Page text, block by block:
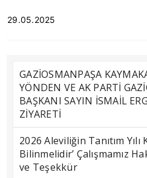
29.05.2025
GAZİOSMANPAŞA
YÖNDEN VE AK PARTİ
BAŞKANI SAYIN İSMAİL
ZİYARETİ
2026 Aleviliğin Tanıtım Yılı
Bilinmelidir’ Çalışmamız
ve Teşekkür